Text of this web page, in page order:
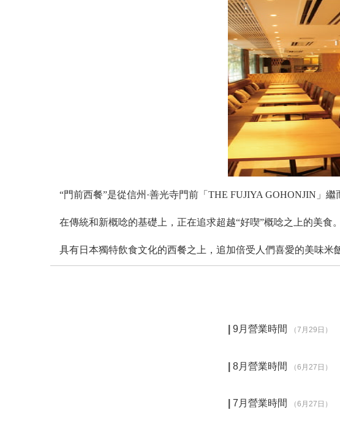
“門前西餐”是從信州·善光寺門前「THE FUJIYA GOHONJIN」繼
在傳統和新概唸的基礎上，正在追求超越“好喫”概唸之上的美食。
具有日本獨特飲食文化的西餐之上，追加倍受人們喜愛的美味米
9月營業時間 （7月29日）
8月營業時間 （6月27日）
7月營業時間 （6月27日）